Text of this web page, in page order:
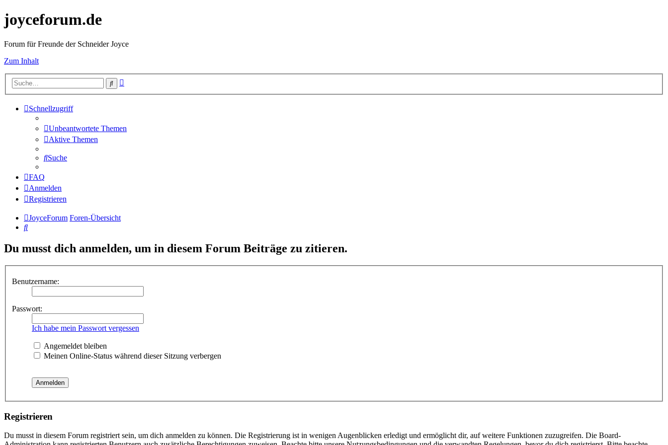
joyceforum.de
Forum für Freunde der Schneider Joyce
Zum Inhalt
Suche
Schnellzugriff
Unbeantwortete Themen
Aktive Themen
Suche
FAQ
Anmelden
Registrieren
JoyceForum Foren-Übersicht
Suche
Du musst dich anmelden, um in diesem Forum Beiträge zu zitieren.
Benutzername:
Passwort:
Ich habe mein Passwort vergessen
Angemeldet bleiben
Meinen Online-Status während dieser Sitzung verbergen
Registrieren
Du musst in diesem Forum registriert sein, um dich anmelden zu können. Die Registrierung ist in wenigen Augenblicken erledigt und ermöglicht dir, auf weitere Funktionen zuzugreifen. Die Board-